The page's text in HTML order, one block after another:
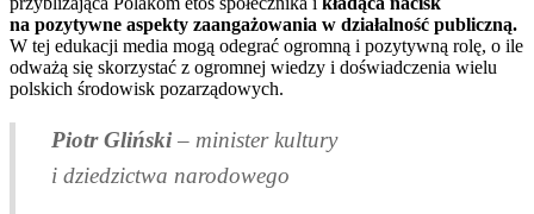
na pozytywne aspekty zaangażowania w działalność publiczną.
W tej edukacji media mogą odegrać ogromną i pozytywną rolę, o ile
odważą się skorzystać z ogromnej wiedzy i doświadczenia wielu
polskich środowisk pozarządowych.
Piotr Gliński– minister kultury
i dziedzictwa narodowego